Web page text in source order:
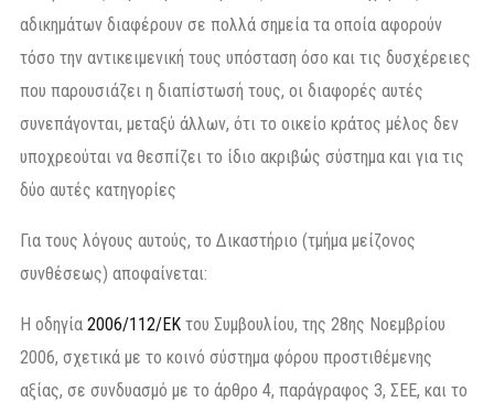
αδικημάτων διαφέρουν σε πολλά σημεία τα οποία αφορούν
τόσο την αντικειμενική τους υπόσταση όσο και τις δυσχέρειες
που παρουσιάζει η διαπίστωσή τους, οι διαφορές αυτές
συνεπάγονται, μεταξύ άλλων, ότι το οικείο κράτος μέλος δεν
υποχρεούται να θεσπίζει το ίδιο ακριβώς σύστημα και για τις
δύο αυτές κατηγορίες
Για τους λόγους αυτούς, το Δικαστήριο (τμήμα μείζονος
συνθέσεως) αποφαίνεται:
Η οδηγία 2006/112/ΕΚ του Συμβουλίου, της 28ης Νοεμβρίου
2006, σχετικά με το κοινό σύστημα φόρου προστιθέμενης
αξίας, σε συνδυασμό με το άρθρο 4, παράγραφος 3, ΣΕΕ, και το